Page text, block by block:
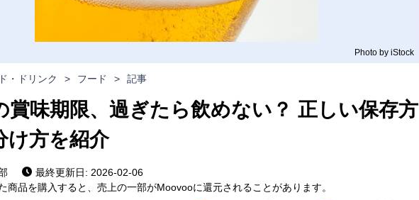
Photo by iStock
・ドリンク > フード > 記事
賞味期限、過ぎたら飲めない？ 正しい保存方
け方を紹介
最終更新日: 2026-02-06
商品を購入すると、売上の一部がMoovooに還元されることがあります。